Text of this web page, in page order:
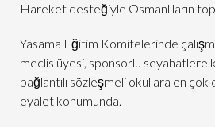
Hareket desteğiyle Osmanlıların
Yasama Eğitim Komitelerinde
meclis üyesi, sponsorlu seyahatlere
bağlantılı sözleşmeli okullara en çok
eyalet konumunda.